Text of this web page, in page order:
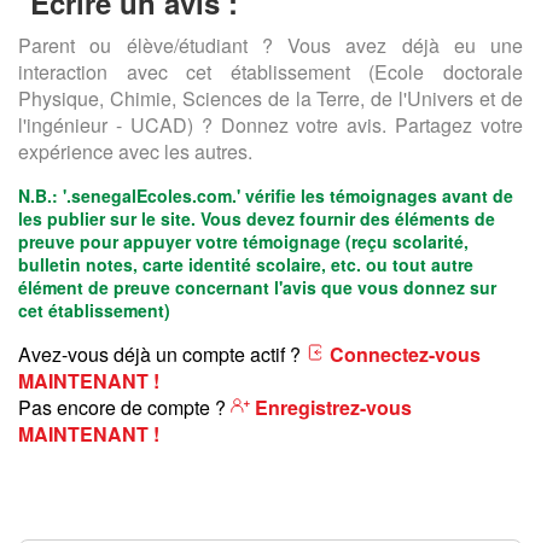
Parent ou élève/étudiant ? Vous avez déjà eu une
interaction avec cet établissement (Ecole doctorale
Physique, Chimie, Sciences de la Terre, de l'Univers et de
l'ingénieur - UCAD) ? Donnez votre avis. Partagez votre
expérience avec les autres.
N.B.: '.senegalEcoles.com.' vérifie les témoignages avant de
les publier sur le site. Vous devez fournir des éléments de
preuve pour appuyer votre témoignage (reçu scolarité,
bulletin notes, carte identité scolaire, etc. ou tout autre
élément de preuve concernant l'avis que vous donnez sur
cet établissement)
Avez-vous déjà un compte actif ?
Connectez-vous
MAINTENANT !
Pas encore de compte ?
Enregistrez-vous
MAINTENANT !